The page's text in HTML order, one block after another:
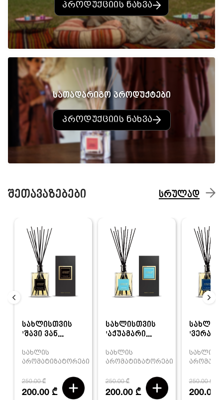
პროდუქციის ნახვა
სათადარიგო პროდუქტები
პროდუქციის ნახვა
შეთავაზებები სრულად
სახლისთვის
'შავი ვან...
სახლის
არომატიზატორები
250.00 ₾
200.00 ₾
სახლისთვის
'აქუამარი...
სახლის
არომატიზატორები
250.00 ₾
200.00 ₾
'ვერანო
სახლის
250.00 ₾
200.00